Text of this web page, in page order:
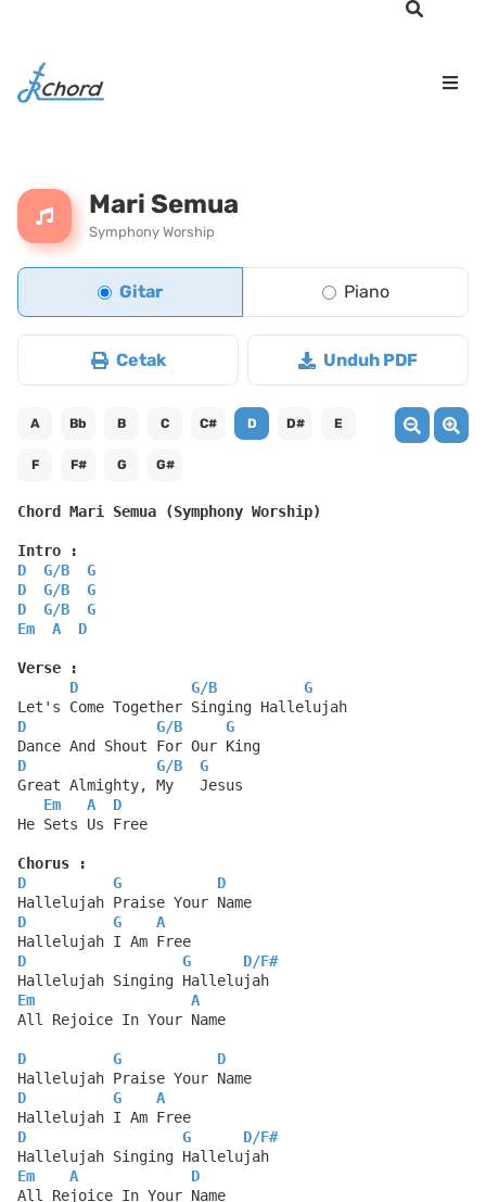
Mari Semua
Symphony Worship
Gitar Piano
Cetak Unduh PDF
A Bb B C C# D D# E
F F# G G#
Chord Mari Semua (Symphony Worship)
Intro :
D
G/B
G
D
G/B
G
D
G/B
G
Em
A D
Verse :
D
G/B
G
Let's Come Together Singing Hallelujah
D
G/B
G
Dance And Shout For Our King
D
G/B
G
Great Almighty, My   Jesus
Em
A
D
He Sets Us Free
Chorus :
D
G
D
Hallelujah Praise Your Name
D
G
A
Hallelujah I Am Free
D
G D/F#
Hallelujah Singing Hallelujah
Em
A
All Rejoice In Your Name
D G
D
Hallelujah Praise Your Name
D
G
A
Hallelujah I Am Free
D
G D/F#
Hallelujah Singing Hallelujah
Em
A
D
All Rejoice In Your Name